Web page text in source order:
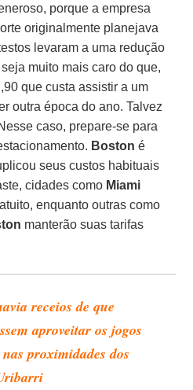
porque a empresa
originalmente planejava
levaram a uma redução
muito mais caro do que,
que custa assistir a um
outra época do ano. Talvez
caso, prepare-se para
Boston é
seus custos habituais
cidades como Miami
enquanto outras como
manterão suas tarifas
receios de que
aproveitar os jogos
proximidades dos